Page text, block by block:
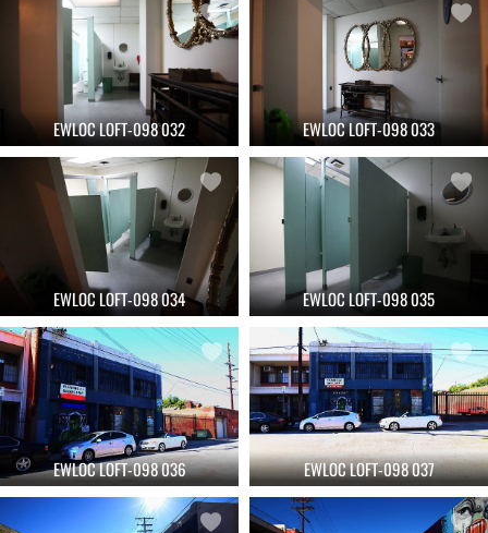
EWLOC LOFT-098 032 EWLOC LOFT-098 033
EWLOC LOFT-098 034 EWLOC LOFT-098 035
EWLOC LOFT-098 036 EWLOC LOFT-098 037